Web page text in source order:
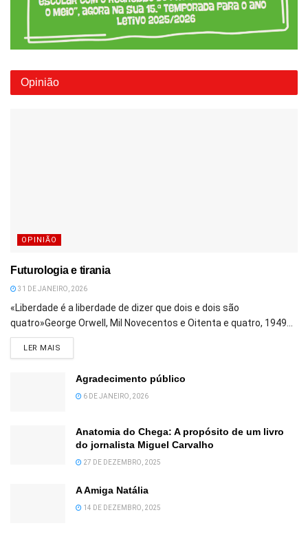
Opinião
OPINIÃO
Futurologia e tirania
31 DE JANEIRO, 2026
«Liberdade é a liberdade de dizer que dois e dois são
quatro»George Orwell, Mil Novecentos e Oitenta e quatro, 1949...
LER MAIS
Agradecimento público
6 DE JANEIRO, 2026
Anatomia do Chega: A propósito de um livro
do jornalista Miguel Carvalho
27 DE DEZEMBRO, 2025
A Amiga Natália
14 DE DEZEMBRO, 2025